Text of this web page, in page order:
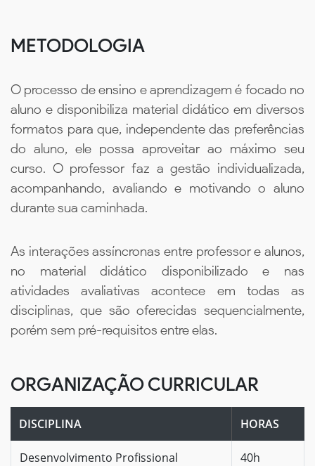
METODOLOGIA
O processo de ensino e aprendizagem é focado no
aluno e disponibiliza material didático em diversos
formatos para que, independente das preferências
do aluno, ele possa aproveitar ao máximo seu
curso. O professor faz a gestão individualizada,
acompanhando, avaliando e motivando o aluno
durante sua caminhada.
As interações assíncronas entre professor e alunos,
no material didático disponibilizado e nas
atividades avaliativas acontece em todas as
disciplinas, que são oferecidas sequencialmente,
porém sem pré-requisitos entre elas.
ORGANIZAÇÃO CURRICULAR
DISCIPLINA HORAS
Desenvolvimento Profissional 40h